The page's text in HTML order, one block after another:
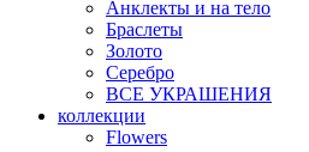
Анклекты и на тело
Браслеты
Золото
Серебро
ВСЕ УКРАШЕНИЯ
коллекции
Flowers